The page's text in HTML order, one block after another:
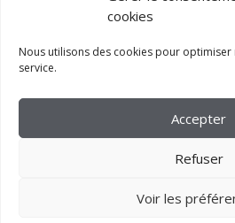
cookies
Nous utilisons des cookies pour
service.
Accepter
Refuser
Voir les